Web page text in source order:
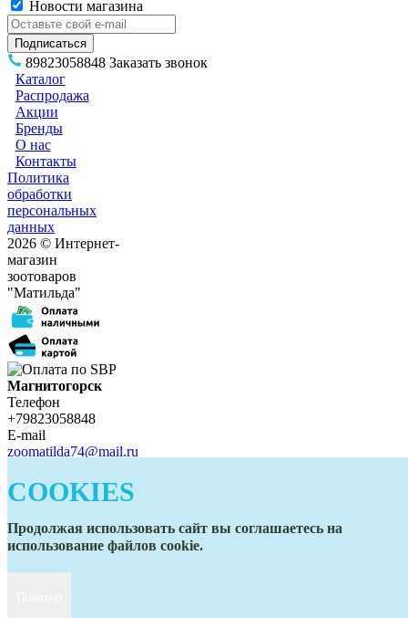
Новости магазина
89823058848 Заказать звонок
Каталог
Распродажа
Акции
Бренды
О нас
Контакты
Политика
обработки
персональных
данных
2026 © Интернет-
магазин
зоотоваров
"Матильда"
Магнитогорск
Телефон
+79823058848
E-mail
zoomatilda74@mail.ru
Телефон
+79823058848
zoomatilda74@mail.ru
COOKIES
Продолжая использовать сайт вы соглашаетесь на
использование файлов cookie.